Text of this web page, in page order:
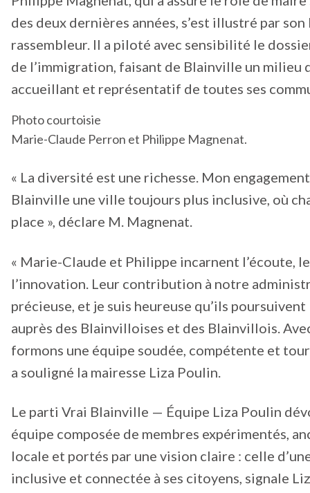
des deux dernières années, s’est illustré par
rassembleur. Il a piloté avec sensibilité le
de l’immigration, faisant de Blainville un milieu
accueillant et représentatif de toutes ses
Photo courtoisie
Marie-Claude Perron et Philippe Magnenat.
« La diversité est une richesse. Mon
Blainville une ville toujours plus inclusive, où
place », déclare M. Magnenat.
« Marie-Claude et Philippe incarnent l’écoute,
l’innovation. Leur contribution à notre
précieuse, et je suis heureuse qu’ils
auprès des Blainvilloises et des Blainvillois.
formons une équipe soudée, compétente et
a souligné la mairesse Liza Poulin.
Le parti Vrai Blainville — Équipe Liza Poulin
équipe composée de membres expérimentés,
locale et portés par une vision claire : celle
inclusive et connectée à ses citoyens, signale